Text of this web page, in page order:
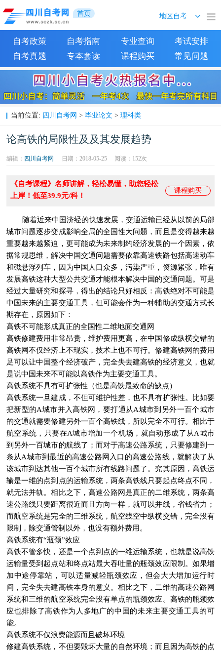
首页
自考政策 自考指南 专业查询
考试安排
自考真题
专本套读 课程购买 常见问题
当前位置: 四川自考网 > 毕业论文 > 理科类
论高铁的局限性及及其发展趋势
编辑： 四川自考网 日期：2018-05-25 阅读： 152次
课程购买
《自考课程》名师讲解，轻松易懂，助您轻松
上岸！低至39.9元/科！
随着近来中国济经的快速发展，交通运输已经从以前的局部
城市问题逐步变成影响全局的全国性大问题，而且是变得越来越
重要越来越紧迫，更可能成为未来制约经济发展的一个因素，依
据常规思维，解决中国交通问题需要依靠高速铁路包括高速动车
和磁悬浮列车，因为中国人口众多，污染严重，资源紧张，唯有
发展高铁这种大型公共交通才能根本解决中国的交通问题。可是
经过大量研究和探寻，得出的结论只好相反：高铁绝对不可能是
中国未来的主要交通工具，但可能会作为一种辅助的交通方式长
期存在，原因如下：
高铁不可能形成真正的全国性二维地面交通网
高铁修建费用非常昂贵，维护费用更高，在中国修成纵横交错的
高铁网不仅经济上不现实，技术上也不可行。修建高铁网的费用
足可以让中国整个经济破产，完全失去建高铁的经济意义，也就
是说中国未来不可能以高铁作为主要交通工具。
高铁系统不具有可扩张性（也是高铁最致命的缺点）
高铁系统一旦建成，不但可维护性差，也不具有扩张性。比如要
把新型的A城市并入高铁网，要打通从A城市到另外一百个城市
的交通就需要修建另外一百个高铁线，所以完全不可行。相比于
航空系统，只要在A城市增加一个机场，就自动形成了从A城市
到另外一百城市的航线了；而对于高速公路系统，只要修建到一
条从A城市到最近的高速公路网入口的高速公路线，就解决了从
该城市到达其他一百个城市所有线路问题了。究其原因，高铁运
输是一维的点到点的运输系统，两条高铁线只要起点终点不同，
就无法并轨。相比之下，高速公路网是真正的二维系统，两条高
速公路线只要距离很近而且方向一样，就可以并线，省钱省力；
而航空系统是完全的三维系统，航空线空中纵横交错，完全没有
限制，除交通管制以外，也没有额外费用。
高铁系统有“瓶颈”效应
高铁不管多快，还是一个点到点的一维运输系统，也就是说高铁
运输量受到起点站和终点站最大吞吐量的瓶颈效应限制。如果增
加中途停靠站，可以适量减轻瓶颈效应，但会大大增加运行时
间，完全失去建高铁本身的意义。相比之下，二维的高速公路网
系统和三维的航空系统完全没有单点的瓶颈效应。高铁的瓶颈效
应也排除了高铁作为人多地广的中国的未来主要交通工具的可
能。
高铁系统不仅浪费能源而且破坏环境
修建高铁系统，不但要毁坏大量的自然环境；而且因为高铁的点